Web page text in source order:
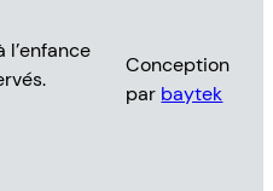
l’enfance
Conception
par baytek